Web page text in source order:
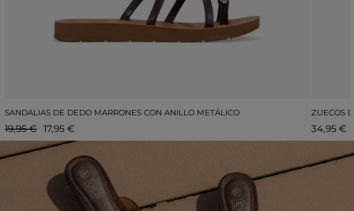
SANDALIAS DE DEDO MARRONES CON ANILLO METÁLICO
17,95 €
19,95 €
ZUECOS
34,95 €